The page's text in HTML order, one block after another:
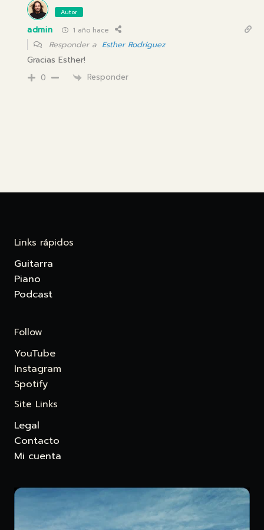
Autor
admin 1 año hace
Responder a Esther Rodríguez
Gracias Esther!
0 Responder
Links rápidos
Guitarra
Piano
Podcast
Follow
YouTube
Instagram
Spotify
Site Links
Legal
Contacto
Mi cuenta